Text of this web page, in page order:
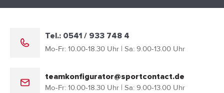
Tel.: 0541 / 933 748 4
Mo-Fr: 10.00-18.30 Uhr | Sa: 9.00-13.00 Uhr
teamkonfigurator@sportcontact.de
Mo-Fr: 10.00-18.30 Uhr | Sa: 9.00-13.00 Uhr